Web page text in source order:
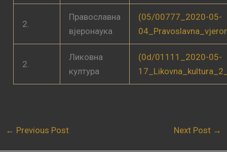
2.
Православна
вјеронаука
(05/00777_2020-05-
2.
Ликовна
култура
(0d/01111_2020-05-
← Previous Post Next Post →